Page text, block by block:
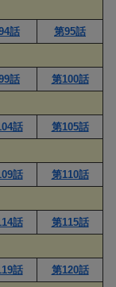
話
第95話
話
第100話
話
第105話
話
第110話
話
第115話
話
第120話